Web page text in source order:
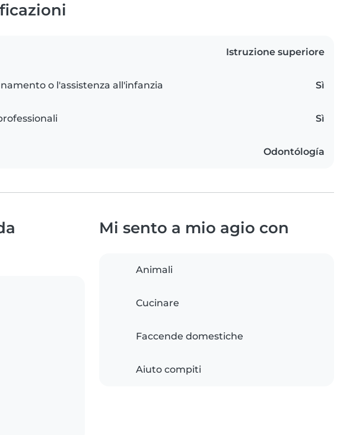
Istruzione superiore
o l'assistenza all'infanzia Sì
Sì
Odontólogía
Mi sento a mio agio con
Animali
Cucinare
Faccende domestiche
Aiuto compiti